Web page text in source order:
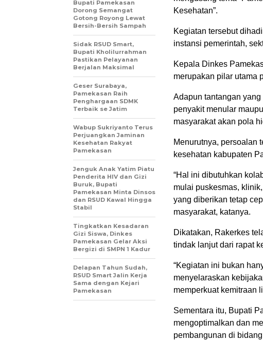
Kesehatan”.
Kegiatan tersebut
instansi pemerintah,
Kepala Dinkes
merupakan pilar utama
Adapun tantangan
penyakit menular
masyarakat akan pola
Menurutnya, persoalan
kesehatan kabupaten
“Hal ini dibutuhkan
mulai puskesmas,
yang diberikan tetap
masyarakat, katanya.
Dikatakan, Rakerkes
tindak lanjut dari rapat
“Kegiatan ini bukan
menyelaraskan
memperkuat kemitraan
Sementara itu, Bupati
mengoptimalkan dan
pembangunan di
Bupati Pamekasan
Dorong Semangat
Gotong Royong Lewat
Bersih-Bersih Sampah
Sidak RSUD Smart,
Bupati Kholilurrahman
Pastikan Pelayanan
Berjalan Maksimal
Geser Surabaya,
Pamekasan Raih
Penghargaan SDMK
Terbaik se Jatim
Wabup Sukriyanto Terus
Perjuangkan Jaminan
Kesehatan Rakyat
Pamekasan
Jenguk Anak Yatim Piatu
Penderita HIV dan Gizi
Buruk, Bupati
Pamekasan Minta Dinsos
dan RSUD Kawal Hingga
Stabil
Tingkatkan Kesadaran
Gizi Siswa, Dinkes
Pamekasan Gelar Aksi
Bergizi di SMPN 1 Kadur
Delapan Tahun Sudah,
RSUD Smart Jalin Kerja
Sama dengan Kejari
Pamekasan